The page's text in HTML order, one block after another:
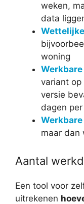
weken,
data
woning
variant op
versie
dagen
maar dan
Aantal
Een tool voor
uitrekenen